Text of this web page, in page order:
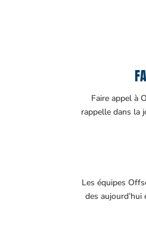
Faire appel à
rappelle dans la
Les équipes
des